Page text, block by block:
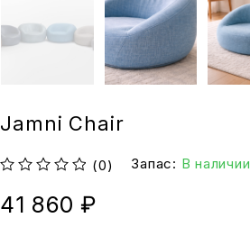
Jamni Chair
(0) Запас: В наличии
41 860 ₽